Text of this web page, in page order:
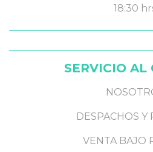
18:30
SERVICIO AL
DESPACHOS Y
VENTA BAJO